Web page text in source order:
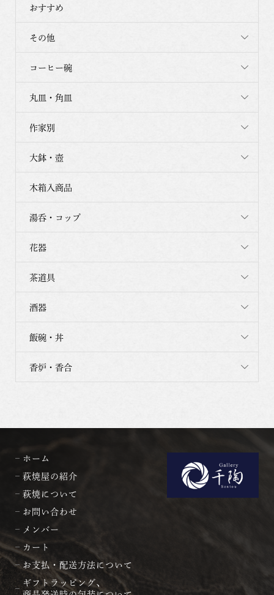
おすすめ
その他
コーヒー碗
丸皿・角皿
作家別
大鉢・壺
木箱入商品
湯呑・コップ
花器
茶道具
酒器
飯碗・丼
香炉・香合
ホーム
萩焼屋の紹介
萩焼について
お問い合わせ
メンバー
カート
お支払・配送方法について
ギフトラッピング、